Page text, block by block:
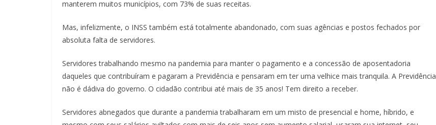
manterem muitos municípios, com 73% de suas receitas.
Mas, infelizmente, o INSS também está totalmente abandonado, com suas agências e postos fechados por
absoluta falta de servidores.
Servidores trabalhando mesmo na pandemia para manter o pagamento e a concessão de aposentadoria
daqueles que contribuíram e pagaram a Previdência e pensaram em ter uma velhice mais tranquila. A Previdência
não é dádiva do governo. O cidadão contribui até mais de 35 anos! Tem direito a receber.
Servidores abnegados que durante a pandemia trabalharam em um misto de presencial e home, híbrido, e